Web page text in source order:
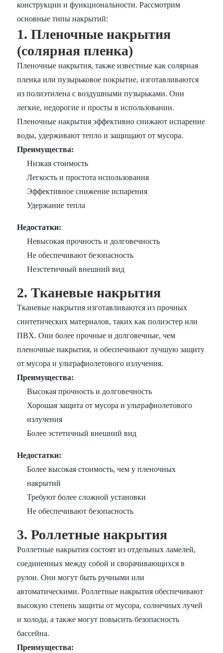
конструкции и функциональности. Рассмотрим
основные типы накрытий:
1. Пленочные накрытия
(солярная пленка)
Пленочные накрытия, также известные как солярная
пленка или пузырьковое покрытие, изготавливаются
из полиэтилена с воздушными пузырьками. Они
легкие, недорогие и просты в использовании.
Пленочные накрытия эффективно снижают испарение
воды, удерживают тепло и защищают от мусора.
Преимущества:
Низкая стоимость
Легкость и простота использования
Эффективное снижение испарения
Удержание тепла
Недостатки:
Невысокая прочность и долговечность
Не обеспечивают безопасность
Неэстетичный внешний вид
2. Тканевые накрытия
Тканевые накрытия изготавливаются из прочных
синтетических материалов, таких как полиэстер или
ПВХ. Они более прочные и долговечные, чем
пленочные накрытия, и обеспечивают лучшую защиту
от мусора и ультрафиолетового излучения.
Преимущества:
Высокая прочность и долговечность
Хорошая защита от мусора и ультрафиолетового
излучения
Более эстетичный внешний вид
Недостатки:
Более высокая стоимость, чем у пленочных
накрытий
Требуют более сложной установки
Не обеспечивают безопасность
3. Роллетные накрытия
Роллетные накрытия состоят из отдельных ламелей,
соединенных между собой и сворачивающихся в
рулон. Они могут быть ручными или
автоматическими. Роллетные накрытия обеспечивают
высокую степень защиты от мусора, солнечных лучей
и холода, а также могут повысить безопасность
бассейна.
Преимущества: